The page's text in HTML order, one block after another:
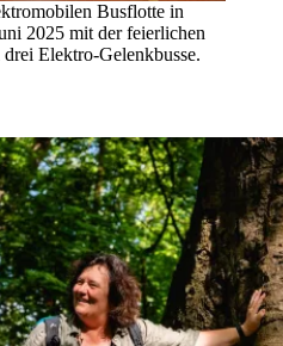
Busflotte in
2025 mit der feierlichen
Elektro-Gelenkbusse.